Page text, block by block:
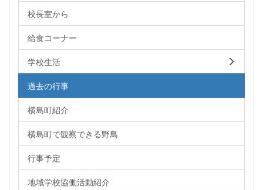
校長室から
給食コーナー
学校生活
過去の行事
横島町紹介
横島町で観察できる野鳥
行事予定
地域学校協働活動紹介